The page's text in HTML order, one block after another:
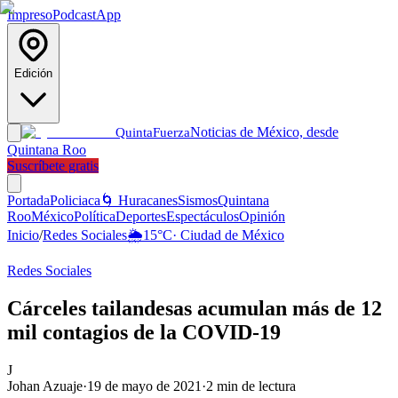
ImpresoPodcastApp
Edición
QuintaFuerzaNoticias de México, desde
Quintana Roo
Suscríbete gratis
PortadaPoliciaca 🌀 HuracanesSismosQuintana
RooMéxicoPolíticaDeportesEspectáculosOpinión
Inicio/Redes Sociales🌦️15°C· Ciudad de México
Redes Sociales
Cárceles tailandesas acumulan más de 12
mil contagios de la COVID-19
J
Johan Azuaje·19 de mayo de 2021 ·2 min de lectura